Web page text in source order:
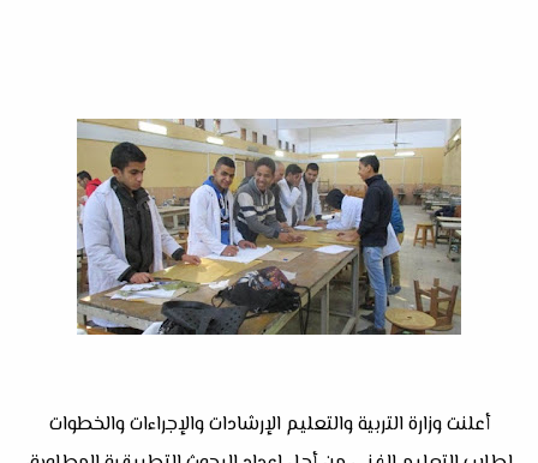
أعلنت وزارة التربية والتعليم الإرشادات والإجراءات والخطوات